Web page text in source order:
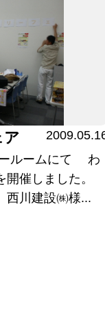
ア
ルームにて わ
催しました。
西川建設㈱様...